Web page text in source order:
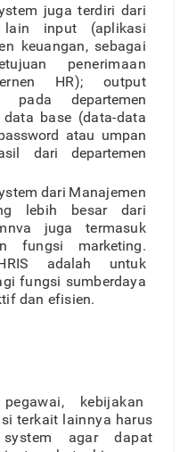
m jugaterdiri dari
lain input (aplikasi
keuangan,sebagai
n penerimaan
n HR); output
pada departemen
data base (data-data
atau umpan
dari departemen
m dari Manajemen
g lebih besar dari
a juga termasuk
n fungsi marketing.
S adalah untuk
fungsi sumberdaya
f dan efisien.
pegawai, kebijakan
i terkait lainnya harus
m agar dapat